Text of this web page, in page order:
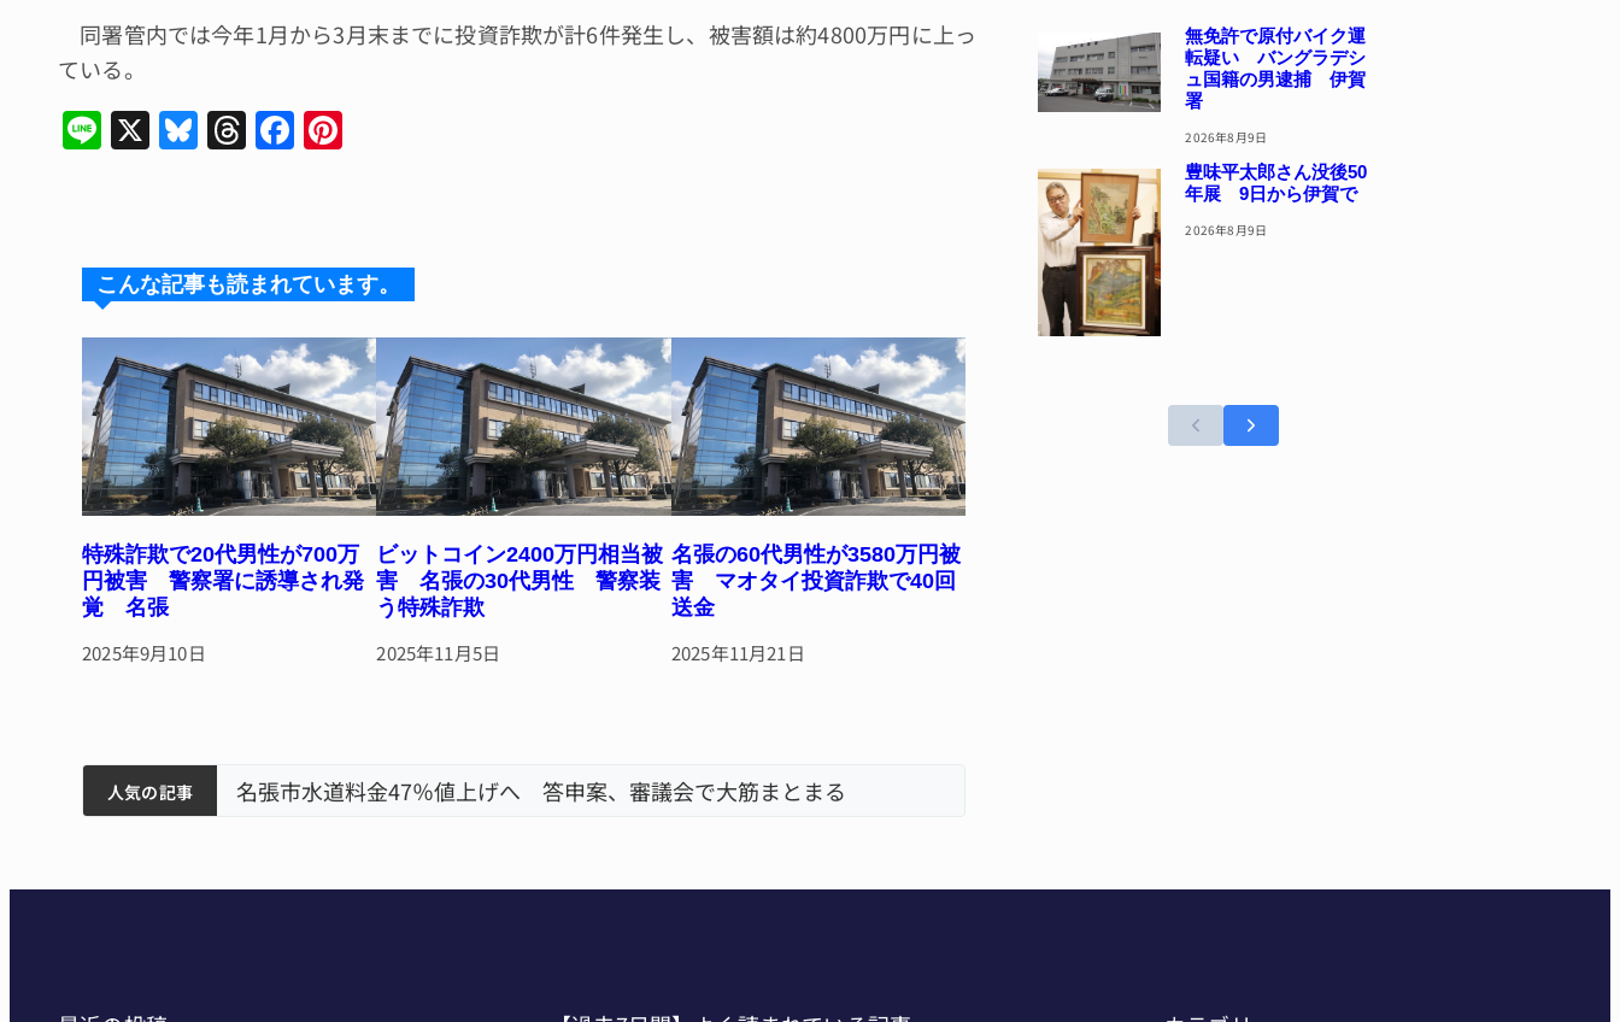
同署管内では今年1月から3月末までに投資詐欺が計6件発生し、被害額は約4800万円に上っ
ている。
Li
n
X Bl
u
k
y
T
hr
d
s
F
a
b
o
o
k
st
こんな記事も読まれています。
特殊詐欺で20代男性が700万
円被害 警察署に誘導され発
覚 名張
2025年9月10日
ビットコイン2400万円相当被
害 名張の30代男性 警察装
う特殊詐欺
2025年11月5日
名張の60代男性が3580万円被
害 マオタイ投資詐欺で40回
送金
2025年11月21日
人気の記事 名張市水道料金47％値上げへ 答申案、審議会で大筋まとまる
ィアで清掃 伊賀
3回目の派遣
無免許で原付バイク運
転疑い バングラデシ
ュ国籍の男逮捕 伊賀
署
2026年8月9日
豊味平太郎さん没後50
年展 9日から伊賀で
2026年8月9日